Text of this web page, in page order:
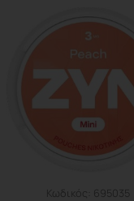
Κωδικός: 695035